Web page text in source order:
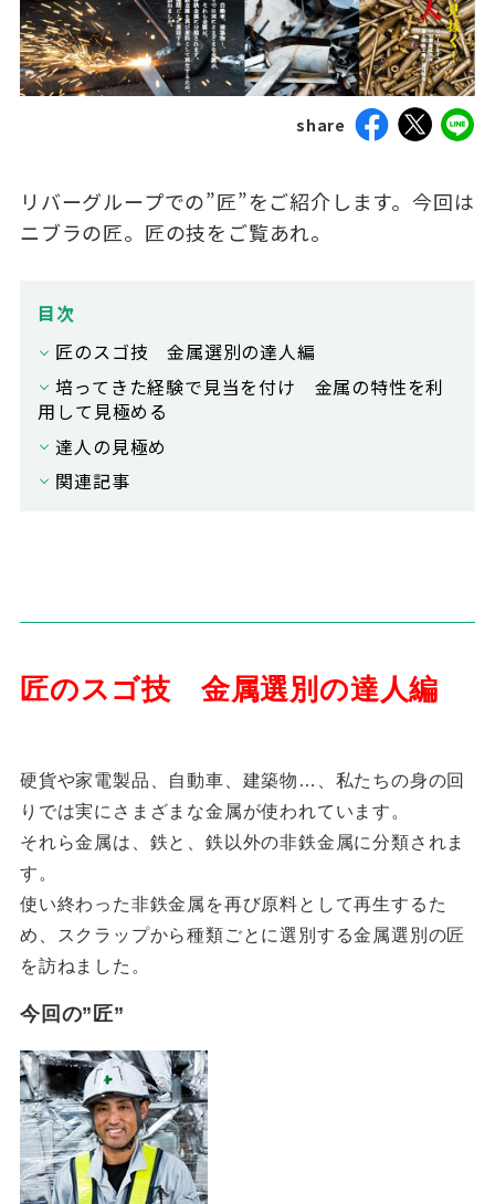
share
リバーグループでの”匠”をご紹介します。今回は
ニブラの匠。匠の技をご覧あれ。
目次
匠のスゴ技 金属選別の達人編
培ってきた経験で見当を付け 金属の特性を利
用して見極める
達人の見極め
関連記事
匠のスゴ技 金属選別の達人編
硬貨や家電製品、自動車、建築物…、私たちの身の回
りでは実にさまざまな金属が使われています。
それら金属は、鉄と、鉄以外の非鉄金属に分類されま
す。
使い終わった非鉄金属を再び原料として再生するた
め、スクラップから種類ごとに選別する金属選別の匠
を訪ねました。
今回の”匠”